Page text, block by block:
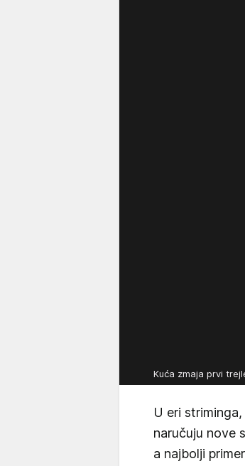
Kuća zmaja prvi
U eri
naručuju nove
a najbolji